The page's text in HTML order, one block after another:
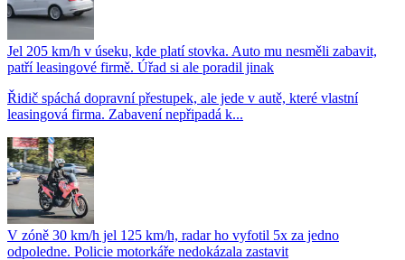
Jel 205 km/h v úseku, kde platí stovka. Auto mu nesměli zabavit,
patří leasingové firmě. Úřad si ale poradil jinak
Řidič spáchá dopravní přestupek, ale jede v autě, které vlastní
leasingová firma. Zabavení nepřipadá k...
V zóně 30 km/h jel 125 km/h, radar ho vyfotil 5x za jedno
odpoledne. Policie motorkáře nedokázala zastavit